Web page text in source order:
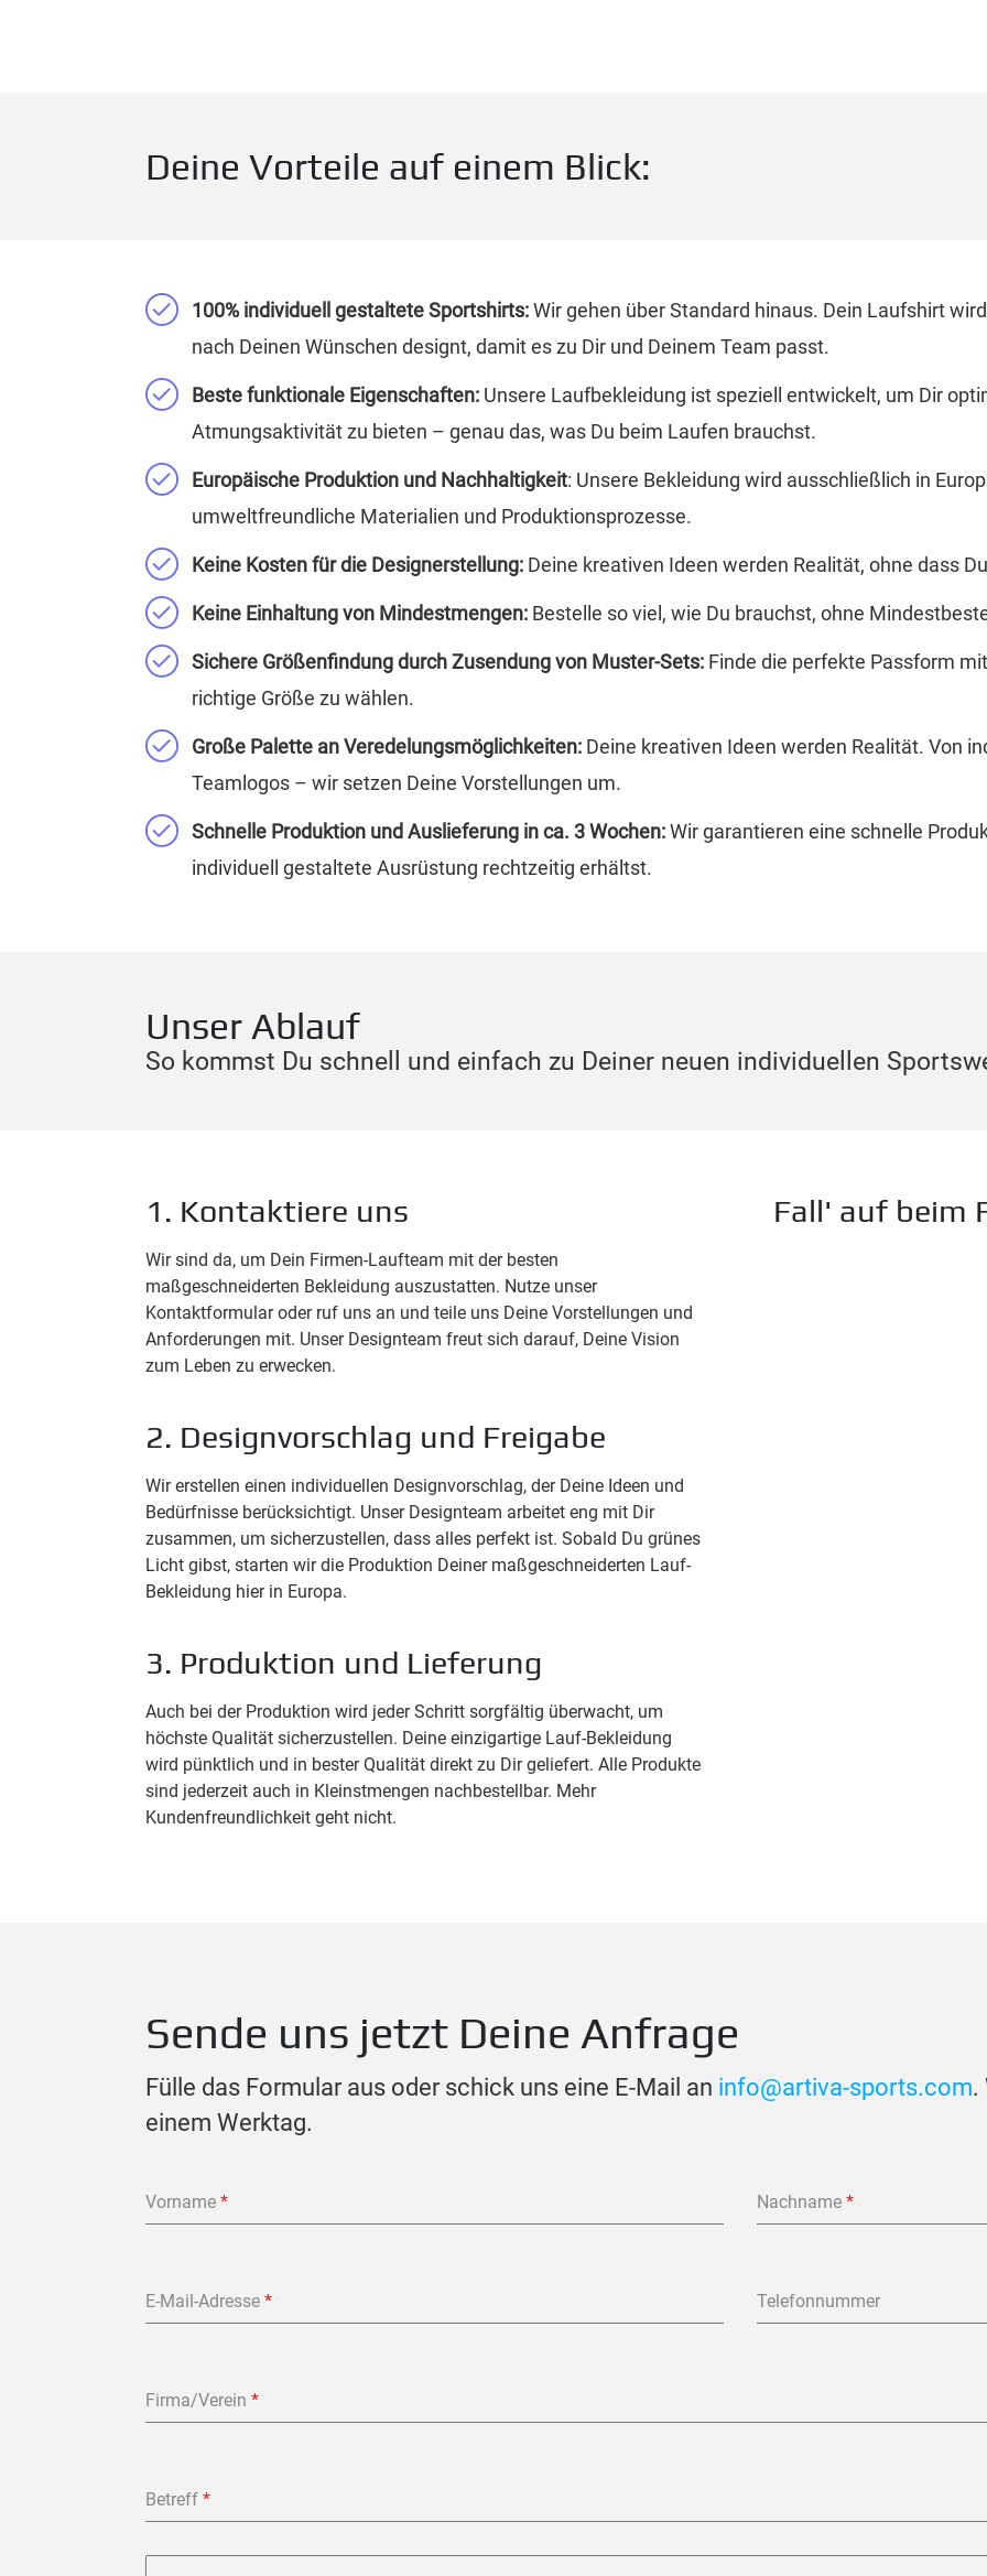
Deine Vorteile auf einem Blick:
100% individuell gestaltete Sportshirts: Wir gehen über Standard hinaus. Dein Laufshirt
nach Deinen Wünschen designt, damit es zu Dir und Deinem Team passt.
Beste funktionale Eigenschaften: Unsere Laufbekleidung ist speziell entwickelt, um Dir
Atmungsaktivität zu bieten – genau das, was Du beim Laufen brauchst.
Europäische Produktion und Nachhaltigkeit: Unsere Bekleidung wird ausschließlich in
umweltfreundliche Materialien und Produktionsprozesse.
Keine Kosten für die Designerstellung: Deine kreativen Ideen werden Realität, ohne dass
Keine Einhaltung von Mindestmengen: Bestelle so viel, wie Du brauchst, ohne
Sichere Größenfindung durch Zusendung von Muster-Sets: Finde die perfekte Passform
richtige Größe zu wählen.
Große Palette an Veredelungsmöglichkeiten: Deine kreativen Ideen werden Realität. Von
Teamlogos – wir setzen Deine Vorstellungen um.
Schnelle Produktion und Auslieferung in ca. 3 Wochen: Wir garantieren eine schnelle
individuell gestaltete Ausrüstung rechtzeitig erhältst.
Unser Ablauf
So kommst Du schnell und einfach zu Deiner neuen individuellen
1. Kontaktiere uns
Wir sind da, um Dein Firmen-Laufteam mit der besten
maßgeschneiderten Bekleidung auszustatten. Nutze unser
Kontaktformular oder ruf uns an und teile uns Deine Vorstellungen und
Anforderungen mit. Unser Designteam freut sich darauf, Deine Vision
zum Leben zu erwecken.
2. Designvorschlag und Freigabe
Wir erstellen einen individuellen Designvorschlag, der Deine Ideen und
Bedürfnisse berücksichtigt. Unser Designteam arbeitet eng mit Dir
zusammen, um sicherzustellen, dass alles perfekt ist. Sobald Du grünes
Licht gibst, starten wir die Produktion Deiner maßgeschneiderten Lauf-
Bekleidung hier in Europa.
3. Produktion und Lieferung
Auch bei der Produktion wird jeder Schritt sorgfältig überwacht, um
höchste Qualität sicherzustellen. Deine einzigartige Lauf-Bekleidung
wird pünktlich und in bester Qualität direkt zu Dir geliefert. Alle Produkte
sind jederzeit auch in Kleinstmengen nachbestellbar. Mehr
Kundenfreundlichkeit geht nicht.
Fall' auf beim
Sende uns jetzt Deine Anfrage
Fülle das Formular aus oder schick uns eine E-Mail an info@artiva-sports.com.
einem Werktag.
Vorname * Nachname *
E-Mail-Adresse * Telefonnummer
Firma/Verein *
Betreff *